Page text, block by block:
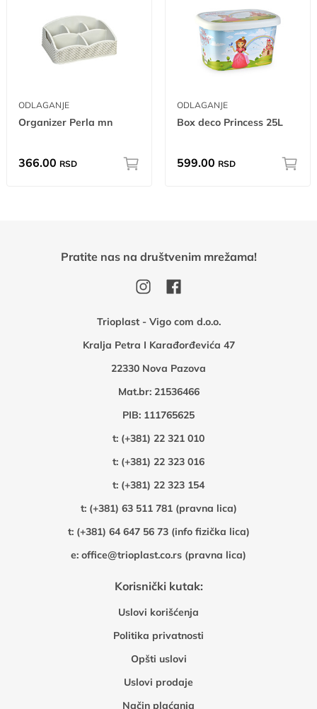
ODLAGANJE
Organizer Perla mn
366.00 RSD
ODLAGANJE
Box deco Princess 25L
599.00 RSD
Trioplast - Vigo com d.o.o.
Kralja Petra I Karađorđevića 47
22330 Nova Pazova
Mat.br: 21536466
PIB: 111765625
t: (+381) 22 321 010
t: (+381) 22 323 016
t: (+381) 22 323 154
t: (+381) 63 511 781 (pravna lica)
t: (+381) 64 647 56 73 (info fizička lica)
e: office@trioplast.co.rs (pravna lica)
Korisnički kutak:
Uslovi korišćenja
Politika privatnosti
Opšti uslovi
Uslovi prodaje
Način plaćanja
Pratite nas na društvenim mrežama!